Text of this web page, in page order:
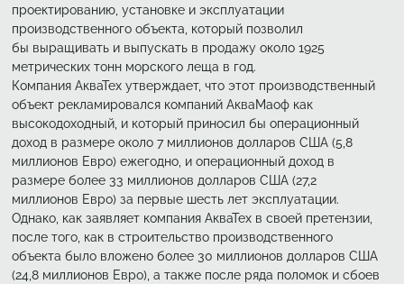
проектированию, установке и эксплуатации
производственного объекта, который позволил
бы выращивать и выпускать в продажу около 1925
метрических тонн морского леща в год.
Компания АкваТех утверждает, что этот производственный
объект рекламировался компаний АкваМаоф как
высокодоходный, и который приносил бы операционный
доход в размере около 7 миллионов долларов США (5,8
миллионов Евро) ежегодно, и операционный доход в
размере более 33 миллионов долларов США (27,2
миллионов Евро) за первые шесть лет эксплуатации.
Однако, как заявляет компания АкваТех в своей претензии,
после того, как в строительство производственного
объекта было вложено более 30 миллионов долларов США
(24,8 миллионов Евро), а также после ряда поломок и сбоев